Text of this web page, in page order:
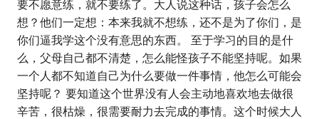
要不愿意练，就不要练了。大人说这种话，孩子会怎么
想？他们一定想：本来我就不想练，还不是为了你们，是
你们逼我学这个没有意思的东西。 至于学习的目的是什
么，父母自己都不清楚，怎么能怪孩子不能坚持呢。如果
一个人都不知道自己为什么要做一件事情，他怎么可能会
坚持呢？ 要知道这个世界没有人会主动地喜欢地去做很
辛苦，很枯燥，很需要耐力去完成的事情。这个时候大人